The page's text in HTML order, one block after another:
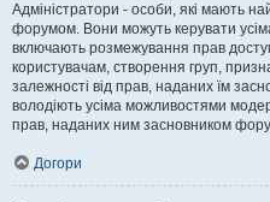
Адміністратори - особи, які мають
форумом. Вони можуть керувати
включають розмежування прав
користувачам, створення груп,
залежності від прав, наданих їм
володіють усіма можливостями
прав, наданих ним засновником
Догори